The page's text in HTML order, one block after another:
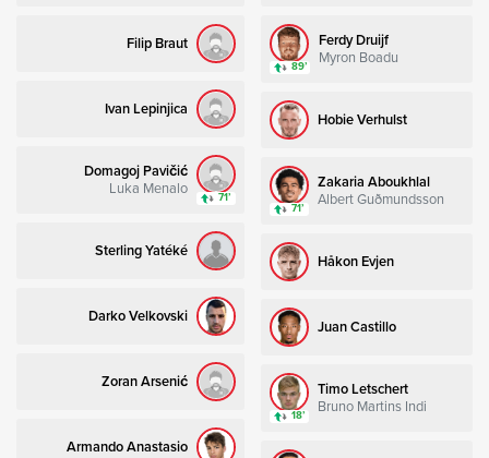
Filip Braut
Ivan Lepinjica
Domagoj Pavičić
Luka Menalo
71’
Sterling Yatéké
Darko Velkovski
Zoran Arsenić
Armando Anastasio
Ferdy Druijf
Myron Boadu
89’
Hobie Verhulst
Zakaria Aboukhlal
Albert Guðmundsson
71’
Håkon Evjen
Juan Castillo
Timo Letschert
Bruno Martins Indi
18’